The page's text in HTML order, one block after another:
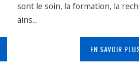
sont le soin, la formation, la
ains...
EN SAVOIR